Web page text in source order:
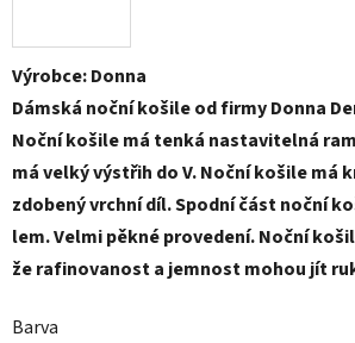
Výrobce: Donna
Dámská noční košile od firmy Donna
Noční košile má tenká nastavitelná
má velký výstřih do V. Noční košile má
zdobený vrchní díl. Spodní část noční
lem. Velmi pěkné provedení. Noční
že rafinovanost a jemnost mohou jít
Barva